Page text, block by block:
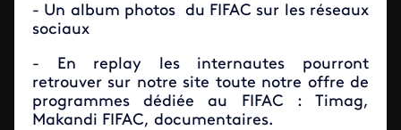
- Un album photos du FIFAC sur les réseaux
sociaux
- En replay les internautes pourront
retrouver sur notre site toute notre offre de
programmes dédiée au FIFAC : Timag,
Makandi FIFAC, documentaires.